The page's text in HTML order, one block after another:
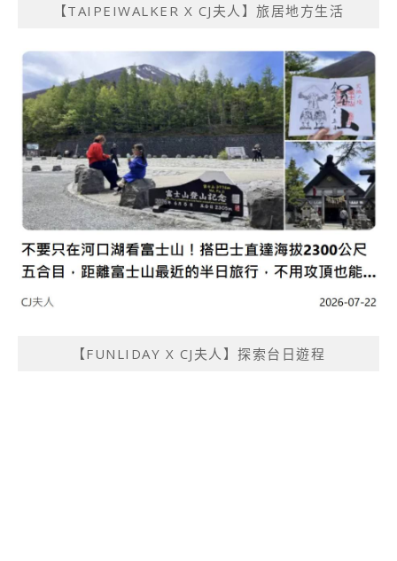
【TAIPEIWALKER X CJ夫人】旅居地方生活
【FUNLIDAY X CJ夫人】探索台日遊程